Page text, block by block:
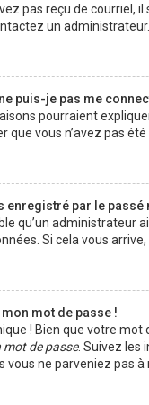
pas reçu de courriel,
un administrateur.
puis-je pas me
pourraient
que vous n’avez pas
enregistré par le passé
qu’un
Si cela vous
mon mot de passe !
! Bien que votre
mot de passe. Suivez les
vous ne parveniez pas